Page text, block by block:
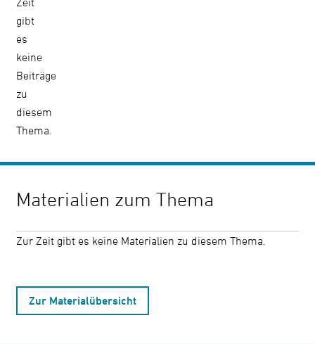
Leichte
gibt
es
keine
Beiträge
zu
diesem
Thema.
Materialien zum Thema
Zur Zeit gibt es keine Materialien zu diesem Thema.
Zur Materialübersicht